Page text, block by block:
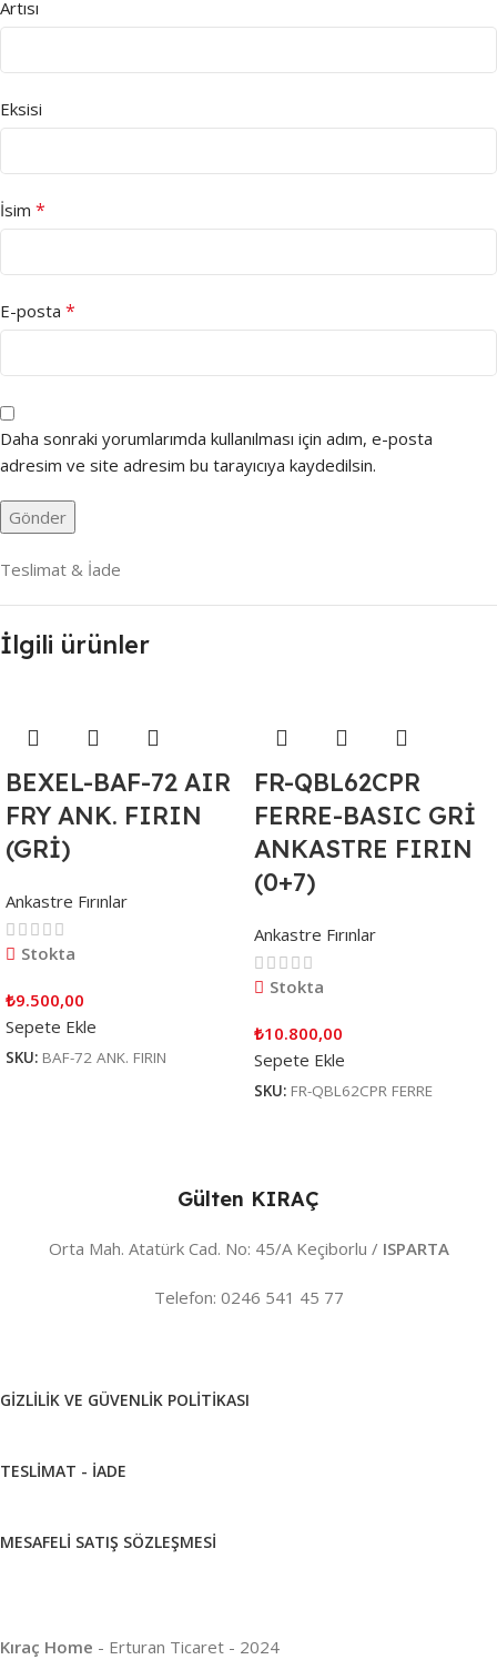
Artısı
Eksisi
İsim *
E-posta *
Daha sonraki yorumlarımda kullanılması için adım, e-posta
adresim ve site adresim bu tarayıcıya kaydedilsin.
Teslimat & İade
İlgili ürünler
BEXEL-BAF-72 AIR
FRY ANK. FIRIN
(GRİ)
Ankastre Fırınlar
Stokta
₺9.500,00
Sepete Ekle
SKU: BAF-72 ANK. FIRIN
FR-QBL62CPR
FERRE-BASIC GRİ
ANKASTRE FIRIN
(0+7)
Ankastre Fırınlar
Stokta
₺10.800,00
Sepete Ekle
SKU: FR-QBL62CPR FERRE
Gülten KIRAÇ
Orta Mah. Atatürk Cad. No: 45/A Keçiborlu / ISPARTA
Telefon: 0246 541 45 77
GIZLILIK VE GÜVENLIK POLITIKASI
TESLIMAT - İADE
MESAFELI SATIŞ SÖZLEŞMESI
Kıraç Home - Erturan Ticaret - 2024